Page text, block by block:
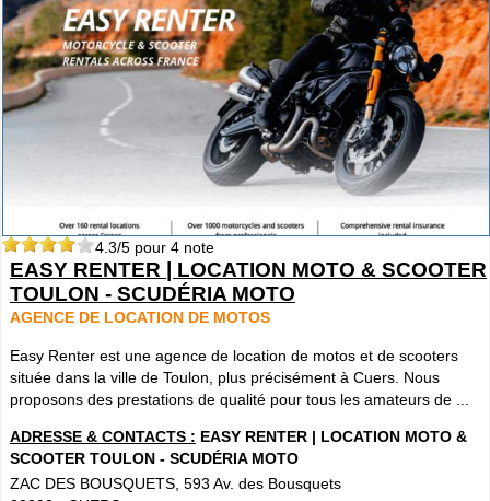
4.3/5 pour 4 note
EASY RENTER | LOCATION MOTO & SCOOTER
TOULON - SCUDÉRIA MOTO
AGENCE DE LOCATION DE MOTOS
Easy Renter est une agence de location de motos et de scooters
située dans la ville de Toulon, plus précisément à Cuers. Nous
proposons des prestations de qualité pour tous les amateurs de ...
ADRESSE & CONTACTS : EASY RENTER | LOCATION MOTO &
SCOOTER TOULON - SCUDÉRIA MOTO
ZAC DES BOUSQUETS, 593 Av. des Bousquets